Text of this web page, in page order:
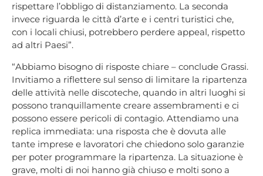
rispettare l’obbligo di distanziamento. La seconda
invece riguarda le città d’arte e i centri turistici che,
con i locali chiusi, potrebbero perdere appeal, rispetto
ad altri Paesi”.
“Abbiamo bisogno di risposte chiare – conclude Grassi.
Invitiamo a riflettere sul senso di limitare la ripartenza
delle attività nelle discoteche, quando in altri luoghi si
possono tranquillamente creare assembramenti e ci
possono essere pericoli di contagio. Attendiamo una
replica immediata: una risposta che è dovuta alle
tante imprese e lavoratori che chiedono solo garanzie
per poter programmare la ripartenza. La situazione è
grave, molti di noi hanno già chiuso e molti sono a